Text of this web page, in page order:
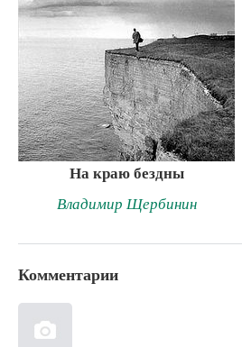
На краю бездны
Владимир Щербинин
Комментарии